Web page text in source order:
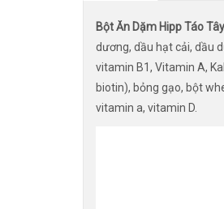
Bột Ăn Dặm Hipp Táo
dương, dầu hạt cải, dầu
vitamin B1, Vitamin A,
biotin), bỏng gạo, bột
vitamin a, vitamin D.